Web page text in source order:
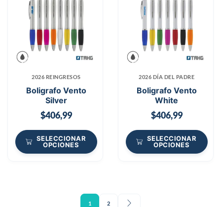
2026 REINGRESOS
Boligrafo Vento
Silver
$406,99
SELECCIONAR
OPCIONES
2026 DÍA DEL PADRE
Boligrafo Vento
White
$406,99
SELECCIONAR
OPCIONES
1 2